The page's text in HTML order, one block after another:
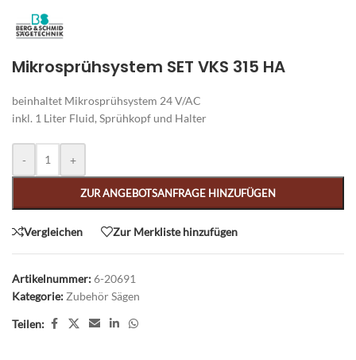
Mikrosprühsystem SET VKS 315 HA
beinhaltet Mikrosprühsystem 24 V/AC
inkl. 1 Liter Fluid, Sprühkopf und Halter
- +
ZUR ANGEBOTSANFRAGE HINZUFÜGEN
Vergleichen Zur Merkliste hinzufügen
Artikelnummer:6-20691
Kategorie: Zubehör Sägen
Teilen: